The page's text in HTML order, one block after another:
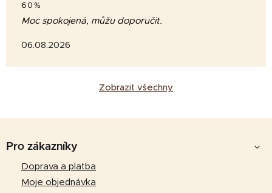
60%
Moc spokojená, můžu doporučit.
06.08.2026
Zobrazit všechny
Pro zákazníky
Doprava a platba
Moje objednávka